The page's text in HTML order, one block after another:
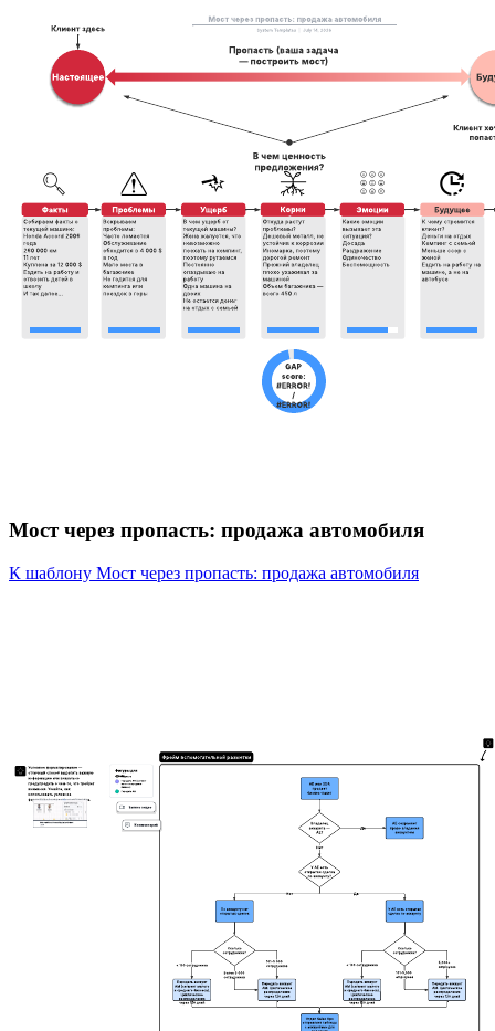
Мост через пропасть: продажа автомобиля
К шаблону Мост через пропасть: продажа автомобиля